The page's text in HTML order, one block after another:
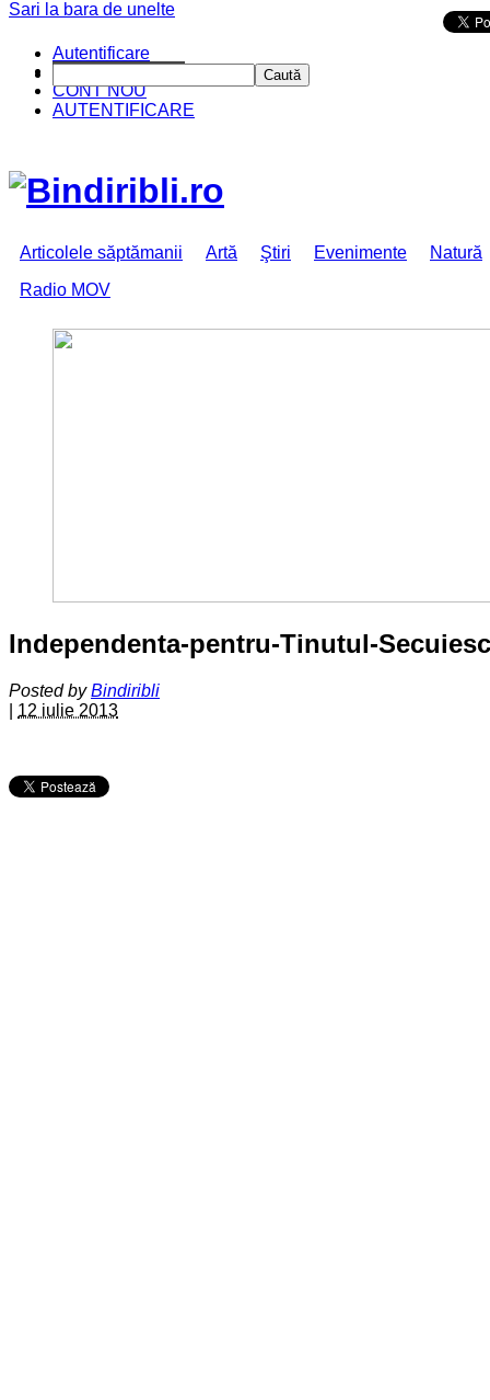
CINE SUNTEM?
CONT NOU
AUTENTIFICARE
Articolele săptămanii Artă Ştiri Evenimente
Natură
Radio MOV
Independenta-pentru-Tinutul-Secuiesc
Posted byBindiribli
12 iulie 2013
Sari la bara de unelte
Autentificare
Caută